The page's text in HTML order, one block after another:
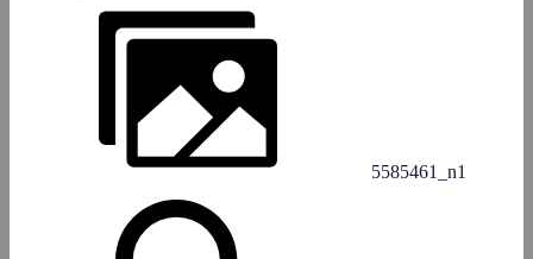
5585461_n1